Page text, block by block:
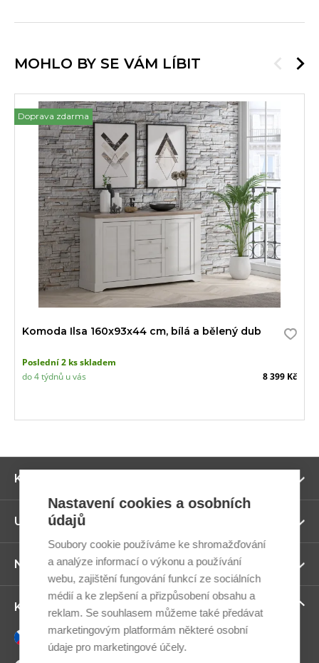
MOHLO BY SE VÁM LÍBIT
Doprava zdarma
Komoda Ilsa 160x93x44 cm, bílá a bělený dub
Poslední 2 ks skladem
do 4 týdnů u vás
8 399 Kč
Kategorie
Užitečné odkazy
Newsletter
Kontaktujte nás
Česky
Nastavení cookies a osobních
údajů
Soubory cookie používáme ke shromažďování
a analýze informací o výkonu a používání
webu, zajištění fungování funkcí ze sociálních
médií a ke zlepšení a přizpůsobení obsahu a
reklam. Se souhlasem můžeme také předávat
marketingovým platformám některé osobní
údaje pro marketingové účely.